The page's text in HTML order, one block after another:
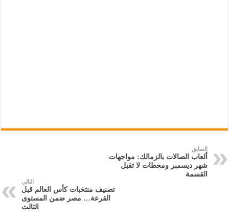
السابق
ألعاب الصالات بالزمالك: مواجهات
شهر ديسمبر ومحطات لا تقبل
القسمة
التالي
تصنيف منتخبات كأس العالم قبل
القرعة… مصر ضمن المستوى
الثالث